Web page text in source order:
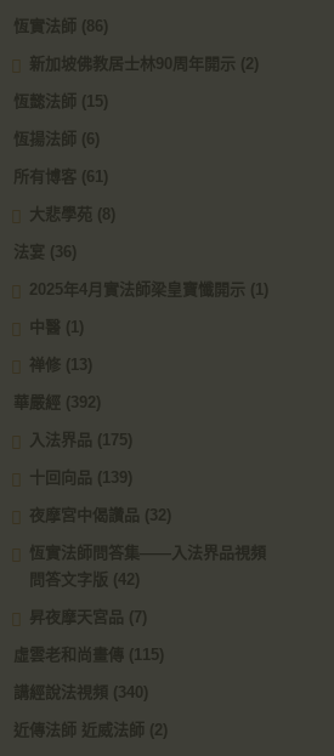
恆實法師 (86)
新加坡佛教居士林90周年開示 (2)
恆懿法師 (15)
恆揚法師 (6)
所有博客 (61)
大悲學苑 (8)
法宴 (36)
2025年4月實法師梁皇寶懺開示 (1)
中醫 (1)
禅修 (13)
華嚴經 (392)
入法界品 (175)
十回向品 (139)
夜摩宮中偈讚品 (32)
恆實法師問答集——入法界品視頻
問答文字版 (42)
昇夜摩天宮品 (7)
虛雲老和尚畫傳 (115)
講經說法視頻 (340)
近傳法師 近威法師 (2)